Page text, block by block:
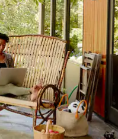
ზემოთ/ქვემოთ